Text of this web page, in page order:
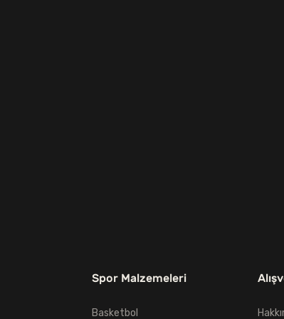
Spor Malzemeleri
Basketbol